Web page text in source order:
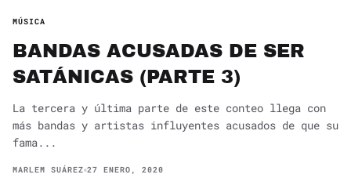
MÚSICA
BANDAS ACUSADAS DE SER
SATÁNICAS (PARTE 3)
La tercera y última parte de este conteo llega con
más bandas y artistas influyentes acusados de que su
fama...
MARLEM SUÁREZ 27 ENERO, 2020